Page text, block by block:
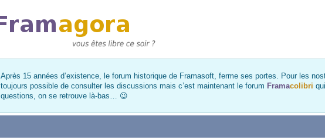
Après 15 années d’existence, le forum historique de Framasoft, ferme ses portes. Pour les
toujours possible de consulter les discussions mais c’est maintenant le forum Framacolibri
questions, on se retrouve là-bas… 😉